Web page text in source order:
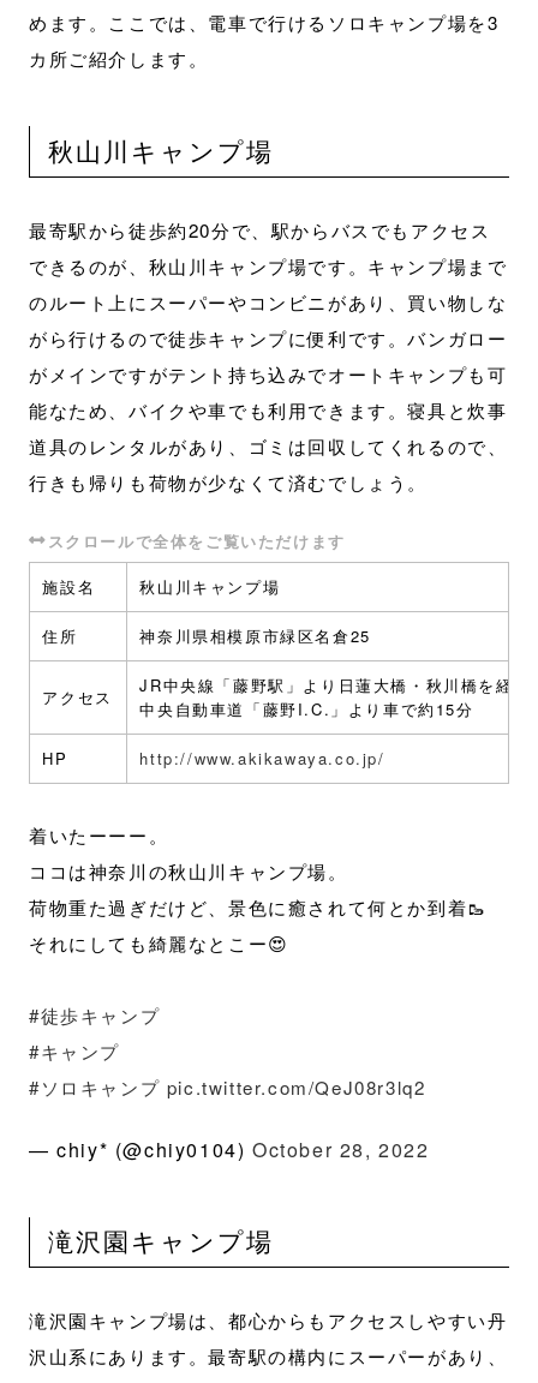
めます。ここでは、電車で行けるソロキャンプ場を3
カ所ご紹介します。
秋山川キャンプ場
最寄駅から徒歩約20分で、駅からバスでもアクセス
できるのが、秋山川キャンプ場です。キャンプ場まで
のルート上にスーパーやコンビニがあり、買い物しな
がら行けるので徒歩キャンプに便利です。バンガロー
がメインですがテント持ち込みでオートキャンプも可
能なため、バイクや車でも利用できます。寝具と炊事
道具のレンタルがあり、ゴミは回収してくれるので、
行きも帰りも荷物が少なくて済むでしょう。
施設名 秋山川キャンプ場
住所 神奈川県相模原市緑区名倉25
アクセス
JR中央線「藤野駅」より日蓮大橋・秋川橋を経
中央自動車道「藤野I.C.」より車で約15分
HP http://www.akikawaya.co.jp/
着いたーーー。
ココは神奈川の秋山川キャンプ場。
荷物重た過ぎだけど、景色に癒されて何とか到着🥾
それにしても綺麗なとこー😍
#徒歩キャンプ
#キャンプ
#ソロキャンプ pic.twitter.com/QeJ08r3lq2
— chiy* (@chiy0104)October 28, 2022
滝沢園キャンプ場
滝沢園キャンプ場は、都心からもアクセスしやすい丹
沢山系にあります。最寄駅の構内にスーパーがあり、